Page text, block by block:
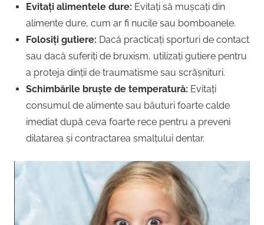
Evitați alimentele dure: Evitați să mușcați din
alimente dure, cum ar fi nucile sau bomboanele.
Folosiți gutiere: Dacă practicați sporturi de contact
sau dacă suferiți de bruxism, utilizați gutiere pentru
a proteja dinții de traumatisme sau scrâșnituri.
Schimbările bruște de temperatură: Evitați
consumul de alimente sau băuturi foarte calde
imediat după ceva foarte rece pentru a preveni
dilatarea și contractarea smalțului dentar.